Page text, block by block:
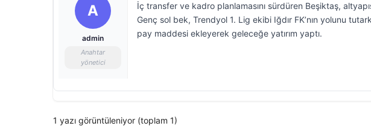
A
admin
Anahtar
yönetici
İç transfer ve kadro planlamasını sürdüren Beşiktaş,
Genç sol bek, Trendyol 1. Lig ekibi Iğdır FK’nın yolunu
pay maddesi ekleyerek geleceğe yatırım yaptı.
1 yazı görüntüleniyor (toplam 1)